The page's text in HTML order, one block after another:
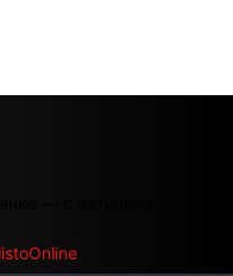
— с активной